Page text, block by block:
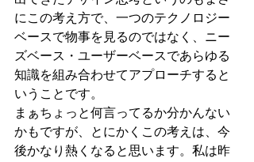
にこの考え方で、一つのテクノロジー
ベースで物事を見るのではなく、ニー
ズベース・ユーザーベースであらゆる
知識を組み合わせてアプローチすると
いうことです。
まぁちょっと何言ってるか分かんない
かもですが、とにかくこの考えは、今
後かなり熱くなると思います。私は昨